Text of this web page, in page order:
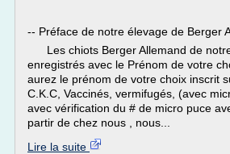
-- Préface de notre élevage de Berger
Les chiots Berger Allemand de
enregistrés avec le Prénom de votre
aurez le prénom de votre choix inscrit
C.K.C, Vaccinés, vermifugés, (avec
avec vérification du # de micro puce
partir de chez nous , nous...
Lire la suite